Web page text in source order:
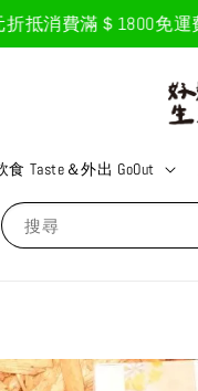
消費滿＄1800免運費
搜尋
食 Taste＆外出 GoOut